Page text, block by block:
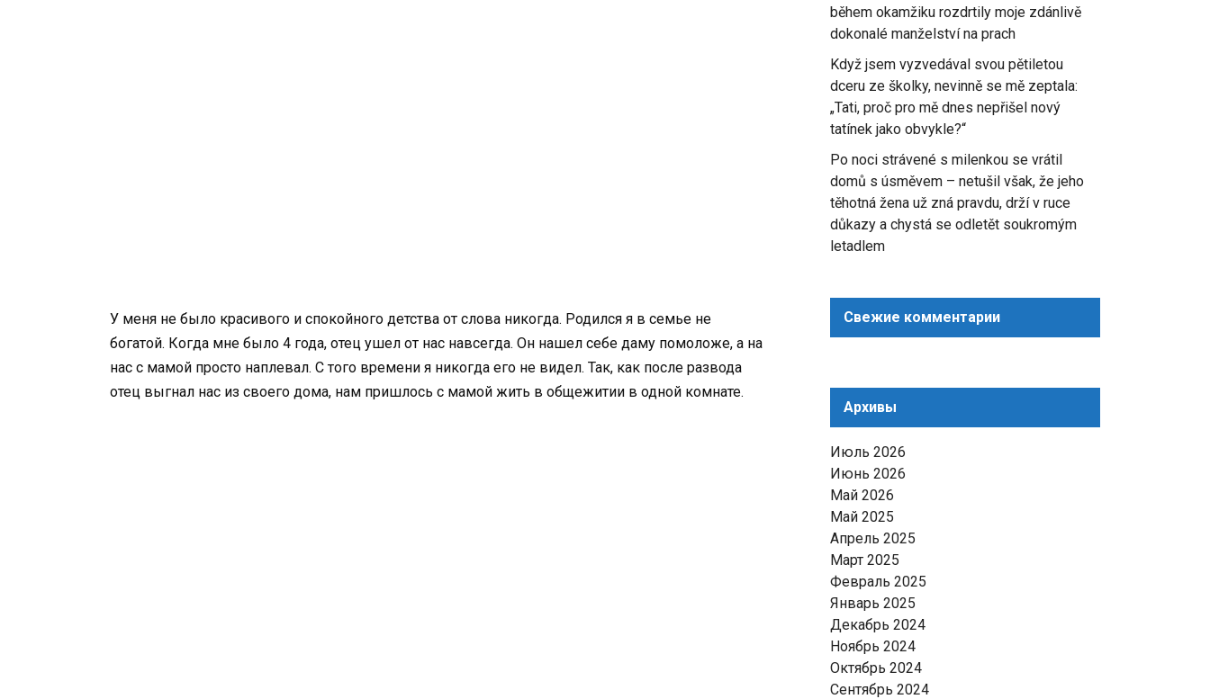
У меня не было красивого и спокойного детства от слова никогда. Родился я в семье не
богатой. Когда мне было 4 года, отец ушел от нас навсегда. Он нашел себе даму помоложе, а на
нас с мамой просто наплевал. С того времени я никогда его не видел. Так, как после развода
отец выгнал нас из своего дома, нам пришлось с мамой жить в общежитии в одной комнате.
během okamžiku rozdrtily moje zdánlivě
dokonalé manželství na prach
Když jsem vyzvedával svou pětiletou
dceru ze školky, nevinně se mě zeptala:
„Tati, proč pro mě dnes nepřišel nový
tatínek jako obvykle?“
Po noci strávené s milenkou se vrátil
domů s úsměvem – netušil však, že jeho
těhotná žena už zná pravdu, drží v ruce
důkazy a chystá se odletět soukromým
letadlem
Свежие комментарии
Архивы
Июль 2026
Июнь 2026
Май 2026
Май 2025
Апрель 2025
Март 2025
Февраль 2025
Январь 2025
Декабрь 2024
Ноябрь 2024
Октябрь 2024
Сентябрь 2024